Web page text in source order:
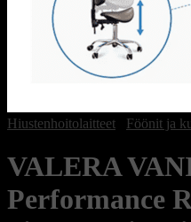
Hiustenhoitolaitteet Föönit ja
VALERA
Performance